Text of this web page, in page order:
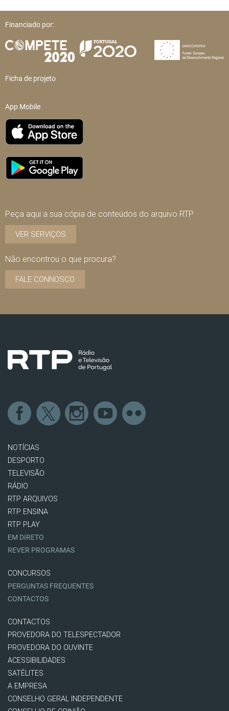
Financiado por:
Ficha de projeto
App Mobile
Peça aqui a sua cópia de conteúdos do arquivo RTP
VER SERVIÇOS
Não encontrou o que procura?
FALE CONNOSCO
NOTÍCIAS
DESPORTO
TELEVISÃO
RÁDIO
RTP ARQUIVOS
RTP ENSINA
RTP PLAY
EM DIRETO
REVER PROGRAMAS
CONCURSOS
PERGUNTAS FREQUENTES
CONTACTOS
CONTACTOS
PROVEDORA DO TELESPECTADOR
PROVEDORA DO OUVINTE
ACESSIBILIDADES
SATÉLITES
A EMPRESA
CONSELHO GERAL INDEPENDENTE